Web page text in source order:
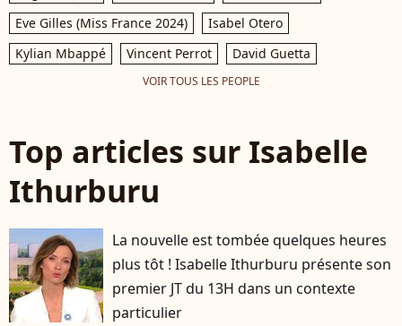
Eve Gilles (Miss France 2024)
Isabel Otero
Kylian Mbappé
Vincent Perrot David Guetta
VOIR TOUS LES PEOPLE
Top articles sur Isabelle
Ithurburu
La nouvelle est tombée quelques heures
plus tôt ! Isabelle Ithurburu présente son
premier JT du 13H dans un contexte
particulier